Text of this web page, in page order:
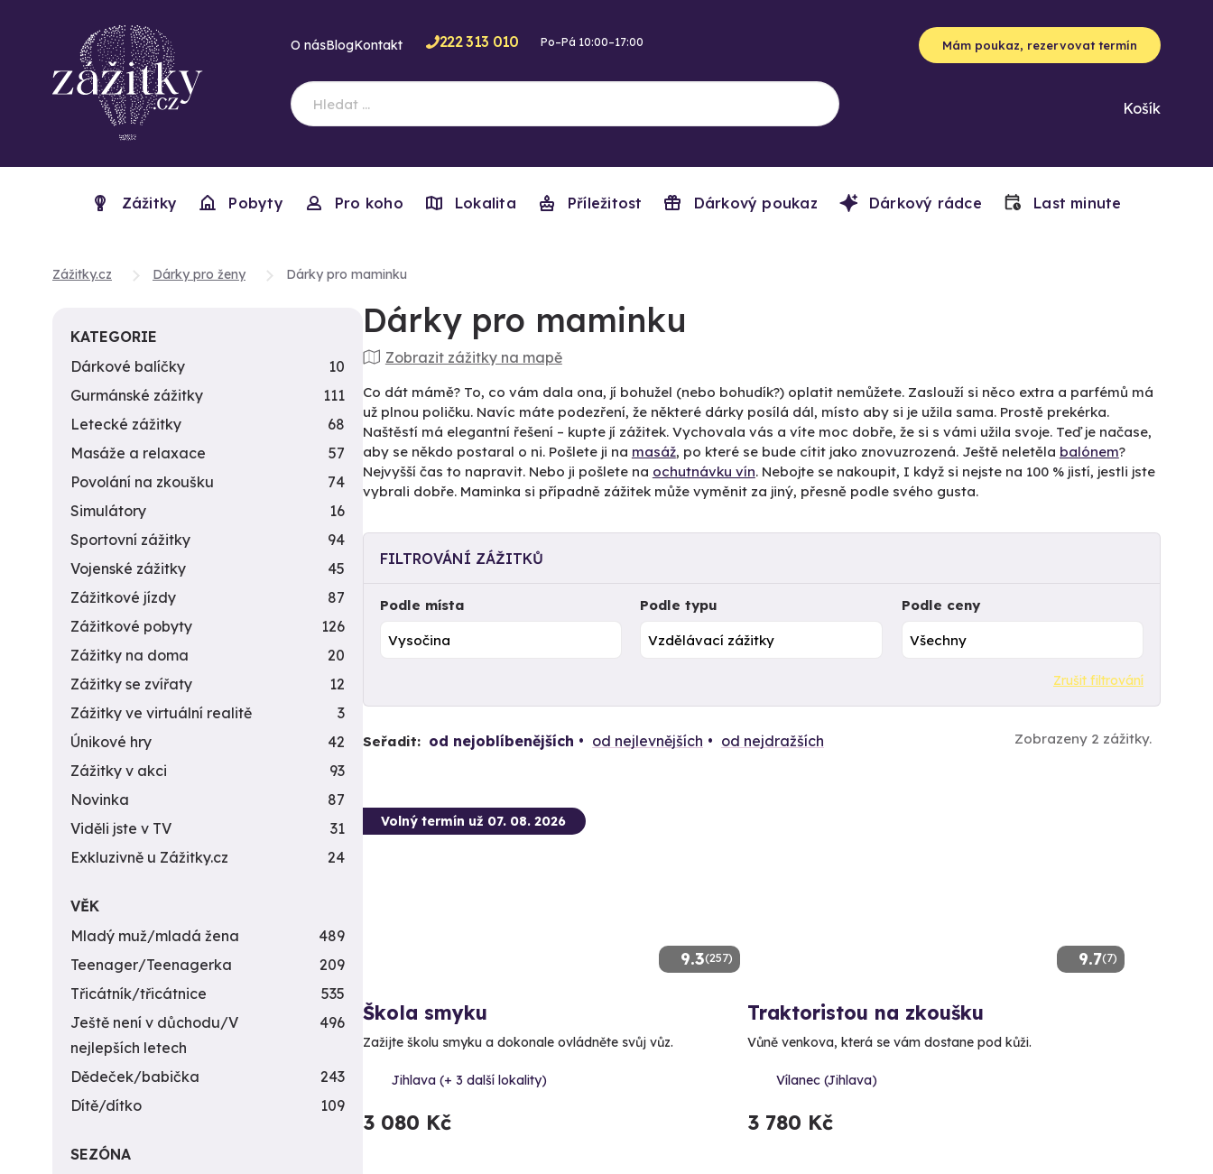
O násBlogKontakt 222 313 010 Po–Pá 10:00–17:00 Mám poukaz, rezervovat termín
Košík
Zážitky Pobyty Pro koho Lokalita Příležitost Dárkový poukaz Dárkový rádce Last minute
Zážitky.cz Dárky pro ženy Dárky pro maminku
Dárky pro maminku
Zobrazit zážitky na mapě
Co dát mámě? To, co vám dala ona, jí bohužel (nebo bohudík?) oplatit nemůžete. Zaslouží si něco extra a parfémů má
už plnou poličku. Navíc máte podezření, že některé dárky posílá dál, místo aby si je užila sama. Prostě prekérka.
Naštěstí má elegantní řešení – kupte jí zážitek. Vychovala vás a víte moc dobře, že si s vámi užila svoje. Teď je načase,
aby se někdo postaral o ni. Pošlete ji na masáž, po které se bude cítit jako znovuzrozená. Ještě neletěla balónem?
Nejvyšší čas to napravit. Nebo ji pošlete na ochutnávku vín. Nebojte se nakoupit, I když si nejste na 100 % jistí, jestli jste
vybrali dobře. Maminka si případně zážitek může vyměnit za jiný, přesně podle svého gusta.
FILTROVÁNÍ ZÁŽITKŮ
Podle místa Podle typu Podle ceny
Zrušit filtrování
Seřadit: od nejoblíbenějších od nejlevnějších od nejdražších Zobrazeny 2 zážitky.
9.3(257)
Volný termín už 07. 08. 2026
Škola smyku
Zažijte školu smyku a dokonale ovládněte svůj vůz.
Jihlava (+ 3 další lokality)
3 080 Kč
9.7(7)
Traktoristou na zkoušku
Vůně venkova, která se vám dostane pod kůži.
Vílanec (Jihlava)
3 780 Kč
KATEGORIE
Dárkové balíčky
10
Gurmánské zážitky
111
Letecké zážitky
68
Masáže a relaxace
57
Povolání na zkoušku
74
Simulátory
16
Sportovní zážitky
94
Vojenské zážitky
45
Zážitkové jízdy
87
Zážitkové pobyty
126
Zážitky na doma
20
Zážitky se zvířaty
12
Zážitky ve virtuální realitě
3
Únikové hry
42
Zážitky v akci
93
Novinka
87
Viděli jste v TV
31
Exkluzivně u Zážitky.cz
24
VĚK
Mladý muž/mladá žena
489
Teenager/Teenagerka
209
Třicátník/třicátnice
535
Ještě není v důchodu/V
nejlepších letech
496
Dědeček/babička
243
Dítě/dítko
109
SEZÓNA